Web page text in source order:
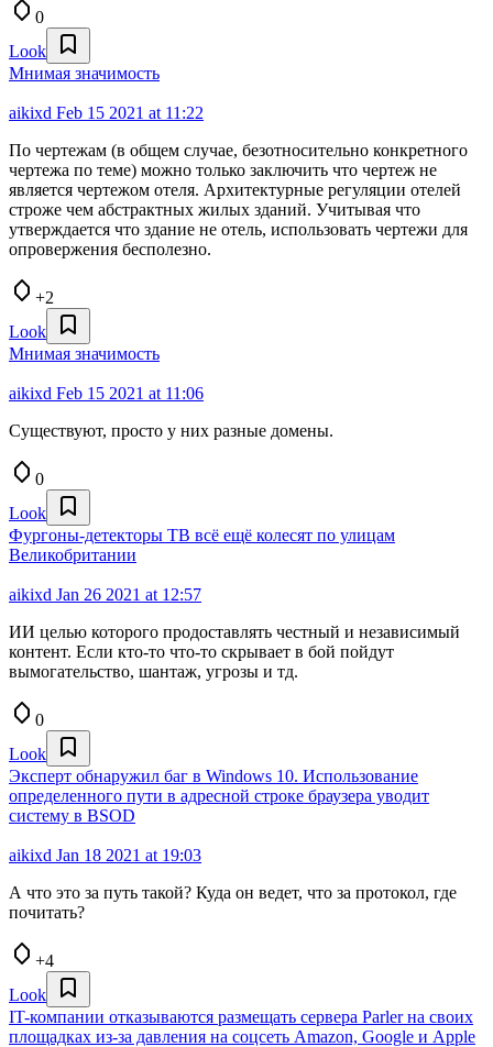
0
Look
Мнимая значимость
aikixd Feb 15 2021 at 11:22
По чертежам (в общем случае, безотносительно конкретного
чертежа по теме) можно только заключить что чертеж не
является чертежом отеля. Архитектурные регуляции отелей
строже чем абстрактных жилых зданий. Учитывая что
утверждается что здание не отель, использовать чертежи для
опровержения бесполезно.
+2
Look
Мнимая значимость
aikixd Feb 15 2021 at 11:06
Существуют, просто у них разные домены.
0
Look
Фургоны-детекторы ТВ всё ещё колесят по улицам
Великобритании
aikixd Jan 26 2021 at 12:57
ИИ целью которого продоставлять честный и независимый
контент. Если кто-то что-то скрывает в бой пойдут
вымогательство, шантаж, угрозы и тд.
0
Look
Эксперт обнаружил баг в Windows 10. Использование
определенного пути в адресной строке браузера уводит
систему в ВSOD
aikixd Jan 18 2021 at 19:03
А что это за путь такой? Куда он ведет, что за протокол, где
почитать?
+4
Look
IT-компании отказываются размещать сервера Parler на своих
площадках из-за давления на соцсеть Amazon, Google и Apple